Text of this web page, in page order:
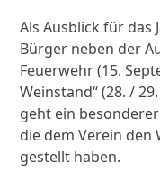
Als Ausblick für das
Bürger neben der
Feuerwehr (15.
Weinstand“ (28. /
geht ein
die dem Verein den
gestellt haben.